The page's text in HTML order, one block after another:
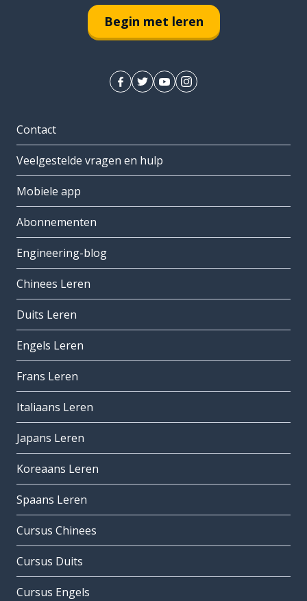
Begin met leren
Contact
Veelgestelde vragen en hulp
Mobiele app
Abonnementen
Engineering-blog
Chinees Leren
Duits Leren
Engels Leren
Frans Leren
Italiaans Leren
Japans Leren
Koreaans Leren
Spaans Leren
Cursus Chinees
Cursus Duits
Cursus Engels